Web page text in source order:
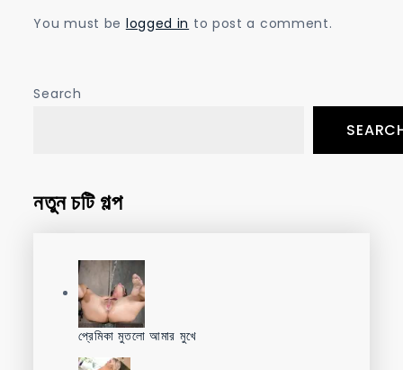
You must be logged in to post a comment.
Search
নতুন চটি গল্প
প্রেমিকা মুতলো আমার মুখে